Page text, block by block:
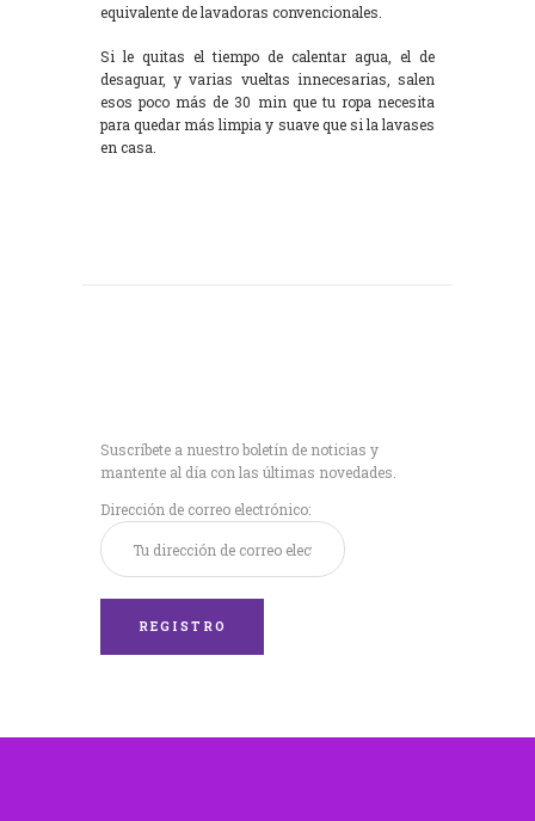
equivalente de lavadoras convencionales.
Si le quitas el tiempo de calentar agua, el de
desaguar, y varias vueltas innecesarias, salen
esos poco más de 30 min que tu ropa necesita
para quedar más limpia y suave que si la lavases
en casa.
Suscríbete a nuestro boletín de noticias y
mantente al día con las últimas novedades.
Dirección de correo electrónico: